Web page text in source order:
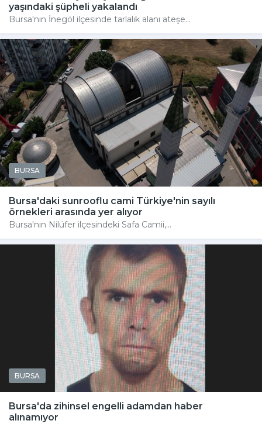
yaşındaki şüpheli yakalandı
Bursa'nın İnegöl ilçesinde tarlalık alanı ateşe...
BURSA
Bursa'daki sunrooflu cami Türkiye'nin sayılı
örnekleri arasında yer alıyor
Bursa'nın Nilüfer ilçesindeki Safa Camii,...
BURSA
Bursa'da zihinsel engelli adamdan haber
alınamıyor